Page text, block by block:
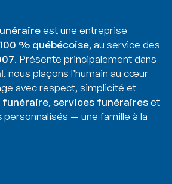
est une entreprise
% québécoise, au service des
. Présente principalement dans
, nous plaçons l’humain au cœur
avec respect, simplicité et
funéraire,services funéraireset
personnalisés — une famille à la